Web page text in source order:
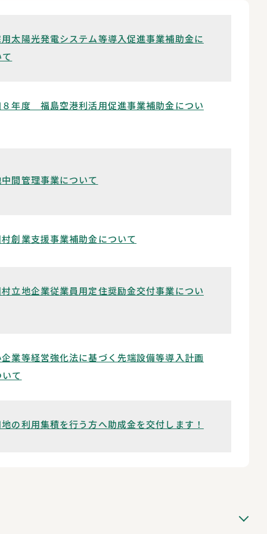
太陽光発電システム等導入促進事業補助金に
８年度 福島空港利活用促進事業補助金につい
間管理事業について
創業支援事業補助金について
村立地企業従業員用定住奨励金交付事業につい
企業等経営強化法に基づく先端設備等導入計画
て
の利用集積を行う方へ助成金を交付します！